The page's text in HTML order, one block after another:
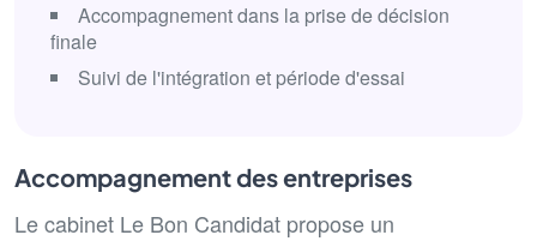
Accompagnement dans la prise de décision
finale
Suivi de l'intégration et période d'essai
Accompagnement des entreprises
Le cabinet Le Bon Candidat propose un